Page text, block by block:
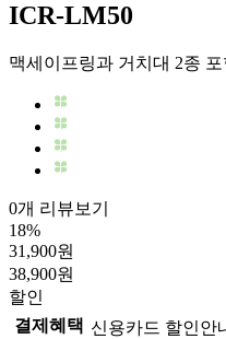
ICR-LM50
맥세이프링과 거치대 2종
0개 리뷰보기
18%
31,900원
38,900원
할인
결제혜택 신용카드 할인안